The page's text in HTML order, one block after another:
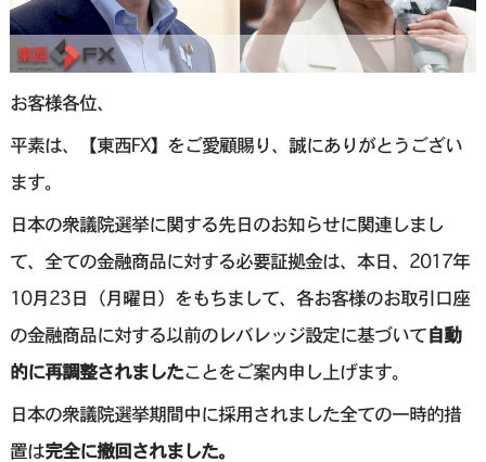
お客様各位、
平素は、【東西FX】をご愛顧賜り、誠にありがとうござい
ます。
日本の衆議院選挙に関する先日のお知らせに関連しまし
て、全ての金融商品に対する必要証拠金は、本日、2017年
10月23日（月曜日）をもちまして、各お客様のお取引口座
の金融商品に対する以前のレバレッジ設定に基づいて自動
的に再調整されましたことをご案内申し上げます。
日本の衆議院選挙期間中に採用されました全ての一時的措
置は完全に撤回されました。